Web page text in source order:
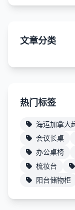
文章分类
热门标签
海运加拿大
会议长桌
办公桌椅
梳妆台
阳台储物柜